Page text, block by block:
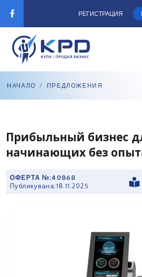
РЕГИСТРАЦИЯ
НАЧАЛО / ПРЕДЛОЖЕНИЯ
Прибыльный бизнес
начинающих без
ОФЕРТА №:40868
Публикувана:18.11.2025